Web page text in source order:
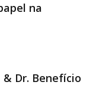
na
Dr. Benefício